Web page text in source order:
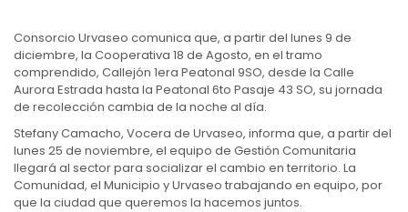
Consorcio Urvaseo comunica que, a partir del lunes 9 de
diciembre, la Cooperativa 18 de Agosto, en el tramo
comprendido, Callejón 1era Peatonal 9SO, desde la Calle
Aurora Estrada hasta la Peatonal 6to Pasaje 43 SO, su jornada
de recolección cambia de la noche al día.
Stefany Camacho, Vocera de Urvaseo, informa que, a partir del
lunes 25 de noviembre, el equipo de Gestión Comunitaria
llegará al sector para socializar el cambio en territorio. La
Comunidad, el Municipio y Urvaseo trabajando en equipo, por
que la ciudad que queremos la hacemos juntos.